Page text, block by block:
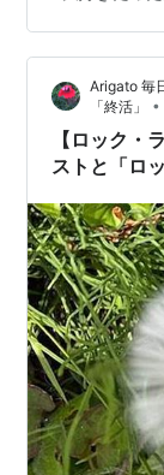
ターズ
Arigato 毎
「終活」
•
【ロック・
ストと「ロ